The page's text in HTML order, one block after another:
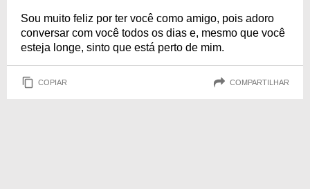
Sou muito feliz por ter você como amigo, pois adoro
conversar com você todos os dias e, mesmo que você
esteja longe, sinto que está perto de mim.
COPIAR COMPARTILHAR